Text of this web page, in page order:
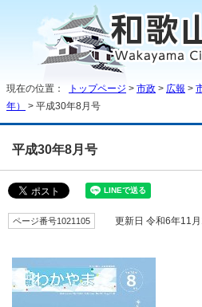
現在の位置： トップページ > 市政 > 広報 >
年）
> 平成30年8月号
平成30年8月号
ページ番号1021105 更新日 令和6年11月